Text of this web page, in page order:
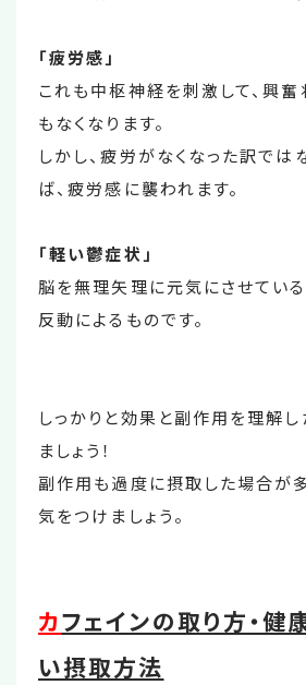
「疲労感」
これも中枢神経を刺激して、興
もなくなります。
しかし、疲労がなくなった訳では
ば、疲労感に襲われます。
「軽い鬱症状」
脳を無理矢理に元気にさせてい
反動によるものです。
しっかりと効果と副作用を理解
ましょう！
副作用も過度に摂取した場合が
気をつけましょう。
カフェインの取り方・健
い摂取方法